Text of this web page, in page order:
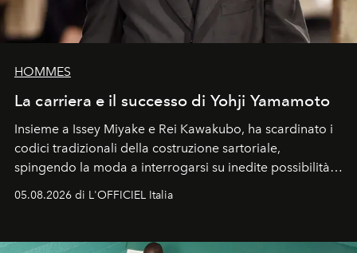
HOMMES
La carriera e il successo di Yohji Yamamoto
Insieme a Issey Miyake e Rei Kawakubo, ha scardinato i
codici tradizionali della costruzione sartoriale,
spingendo la moda a interrogarsi su inedite possibilità
formali e a ridefinire il concetto stesso di silhouette.
un’impronta indelebile nella storia della moda.
05.08.2026 di L'OFFICIEL Italia